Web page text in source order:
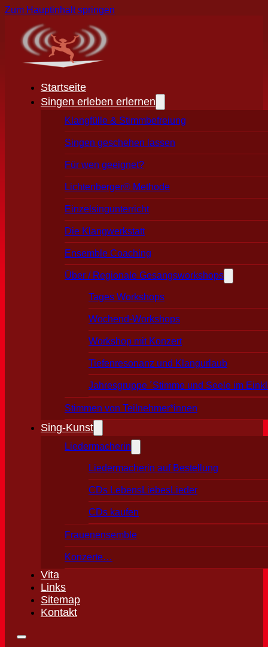
Zum Hauptinhalt springen
Startseite
Singen erleben erlernen
Klangfülle & Stimmbefreiung
Singen geschehen lassen
Für wen geeignet?
Lichtenberger® Methode
Einzelsingunterricht
Die Klangwerkstatt
Ensemble Coaching
Über / Regionale Gesangsworkshops
Tages Workshops
Wochend-Workshops
Workshop mit Konzert
Tiefenresonanz und Klangurlaub
Jahresgruppe ´Stimme und Seele im
Stimmen von Teilnehmer*innen
Sing-Kunst
Liedermacherin
Liedermacherin auf Bestellung
CDs LebensLiebesLieder
CDs kaufen
Frauenensemble
Konzerte…
Vita
Links
Sitemap
Kontakt